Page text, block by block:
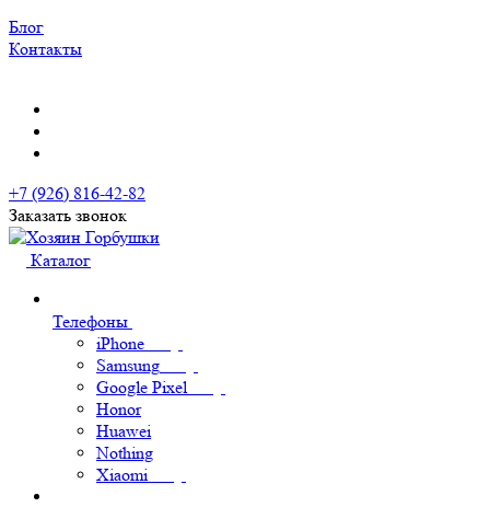
Блог
Контакты
+7 (926) 816-42-82
Заказать звонок
Каталог
Телефоны
iPhone
Samsung
Google Pixel
Honor
Huawei
Nothing
Xiaomi